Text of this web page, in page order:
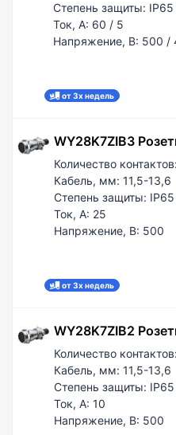
Степень защиты: IP65
Ток, А: 60 / 5
Напряжение, В: 500 /
от 3х недель
WY28K7ZIB3
Количество контактов:
Кабель, мм: 11,5-13,6
Степень защиты: IP65
Ток, А: 25
Напряжение, В: 500
от 3х недель
WY28K7ZIB2
Количество контактов:
Кабель, мм: 11,5-13,6
Степень защиты: IP65
Ток, А: 10
Напряжение, В: 500